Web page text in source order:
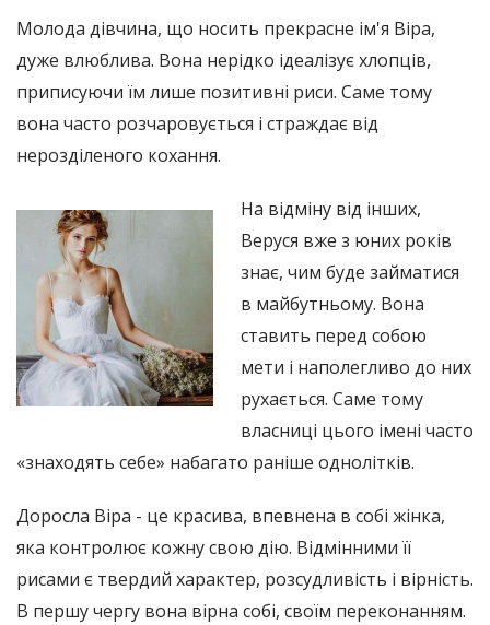
Молода дівчина, що носить прекрасне ім'я Віра,
дуже влюблива. Вона нерідко ідеалізує хлопців,
приписуючи їм лише позитивні риси. Саме тому
вона часто розчаровується і страждає від
нерозділеного кохання.
На відміну від інших,
Веруся вже з юних років
знає, чим буде займатися
в майбутньому. Вона
ставить перед собою
мети і наполегливо до них
рухається. Саме тому
власниці цього імені часто
«знаходять себе» набагато раніше однолітків.
Доросла Віра - це красива, впевнена в собі жінка,
яка контролює кожну свою дію. Відмінними її
рисами є твердий характер, розсудливість і вірність.
В першу чергу вона вірна собі, своїм переконанням.